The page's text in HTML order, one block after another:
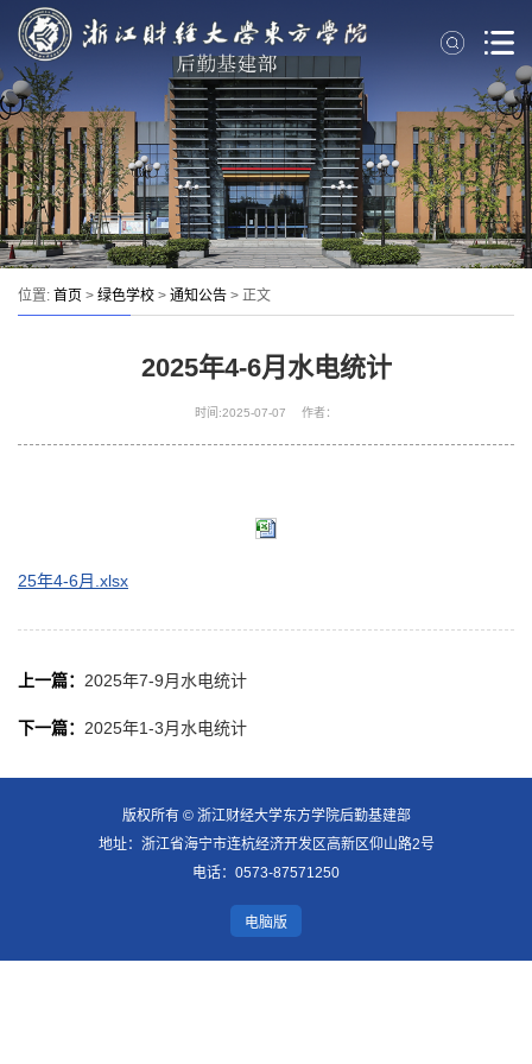
位置: 首页 > 绿色学校 > 通知公告 > 正文
2025年4-6月水电统计
时间:2025-07-07 作者：
25年4-6月.xlsx
上一篇： 2025年7-9月水电统计
下一篇： 2025年1-3月水电统计
版权所有 © 浙江财经大学东方学院后勤基建部
地址：浙江省海宁市连杭经济开发区高新区仰山路2号
电话：0573-87571250
电脑版